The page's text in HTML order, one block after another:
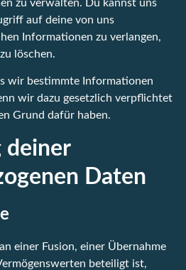
zu verwalten. Du kannst uns
auf deine von uns
Informationen zu verlangen,
löschen.
wir bestimmte Informationen
wir dazu gesetzlich verpflichtet
Grund dafür haben.
deiner
Daten
einer Fusion, einer Übernahme
beteiligt ist,